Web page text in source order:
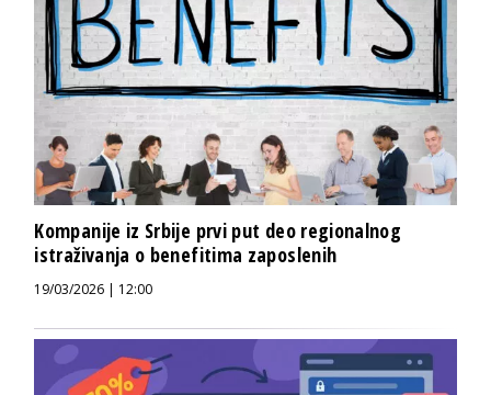
Kompanije iz Srbije prvi put deo regionalnog
istraživanja o benefitima zaposlenih
19/03/2026 | 12:00